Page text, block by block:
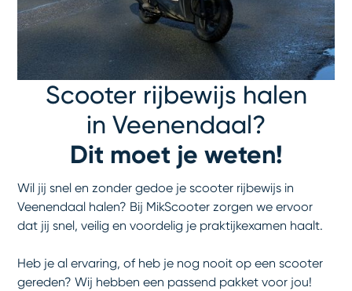
Scooter rijbewijs halen
in Veenendaal?
Dit moet je weten!
Wil jij snel en zonder gedoe je scooter rijbewijs in
Veenendaal halen? Bij MikScooter zorgen we ervoor
dat jij snel, veilig en voordelig je praktijkexamen haalt.
Heb je al ervaring, of heb je nog nooit op een scooter
gereden? Wij hebben een passend pakket voor jou!